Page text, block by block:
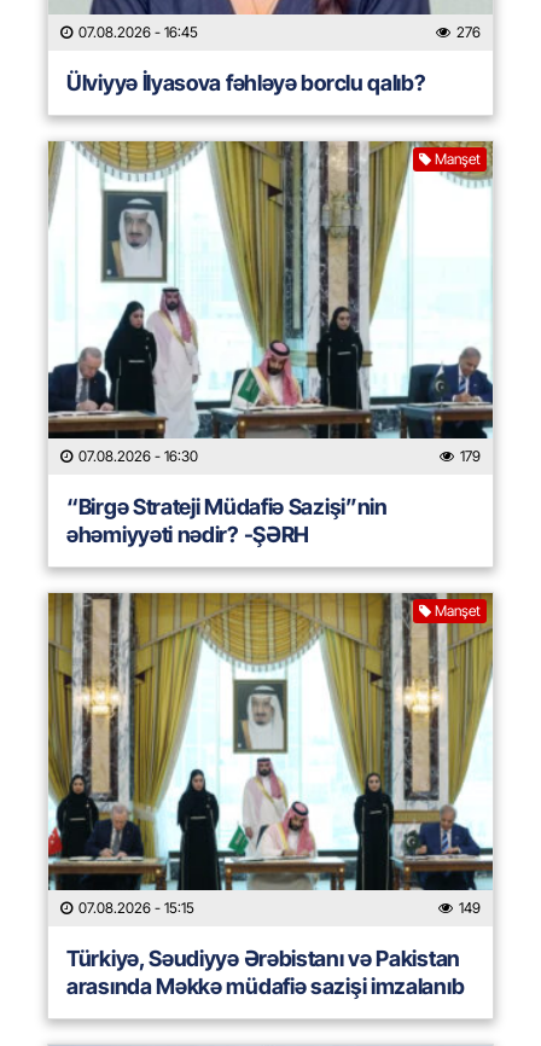
07.08.2026 - 16:45 276
Ülviyyə İlyasova fəhləyə borclu qalıb?
Manşet
07.08.2026 - 16:30 179
“Birgə Strateji Müdafiə Sazişi”nin
əhəmiyyəti nədir? -ŞƏRH
Manşet
07.08.2026 - 15:15 149
Türkiyə, Səudiyyə Ərəbistanı və Pakistan
arasında Məkkə müdafiə sazişi imzalanıb